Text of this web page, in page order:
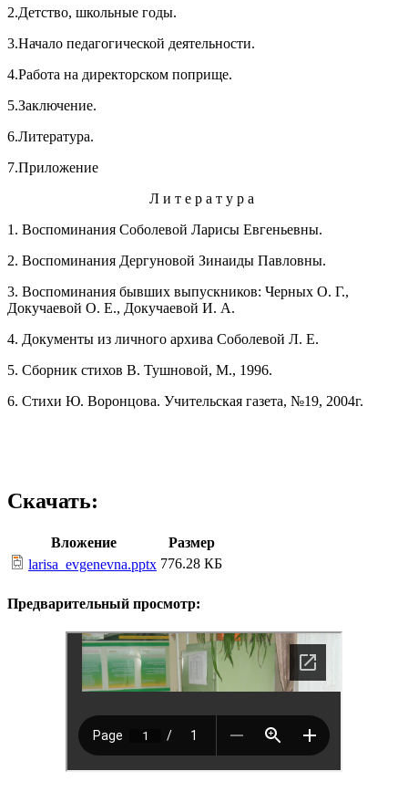
2.Детство, школьные годы.
3.Начало педагогической деятельности.
4.Работа на директорском поприще.
5.Заключение.
6.Литература.
7.Приложение
Л и т е р а т у р а
1. Воспоминания Соболевой Ларисы Евгеньевны.
2. Воспоминания Дергуновой Зинаиды Павловны.
3. Воспоминания бывших выпускников: Черных О. Г.,
Докучаевой О. Е., Докучаевой И. А.
4. Документы из личного архива Соболевой Л. Е.
5. Сборник стихов В. Тушновой, М., 1996.
6. Стихи Ю. Воронцова. Учительская газета, №19, 2004г.
Скачать:
Вложение
Размер
larisa_evgenevna.pptx 776.28 КБ
Предварительный просмотр: